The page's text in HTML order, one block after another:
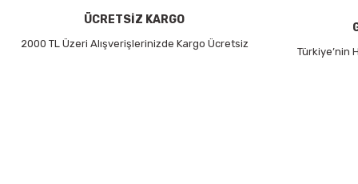
930,00 TL
ÜCRETSİZ KARGO
2000 TL Üzeri Alışverişlerinizde Kargo Ücretsiz
Türkiye’nin